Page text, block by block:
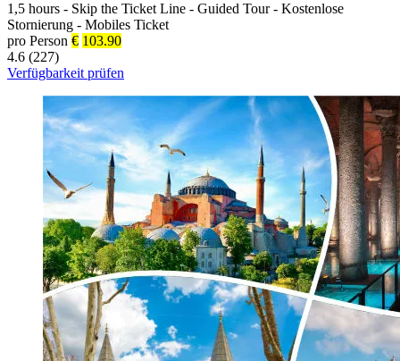
1,5 hours - Skip the Ticket Line - Guided Tour - Kostenlose
Stornierung - Mobiles Ticket
pro Person € 103.90
4.6 (227)
Verfügbarkeit prüfen